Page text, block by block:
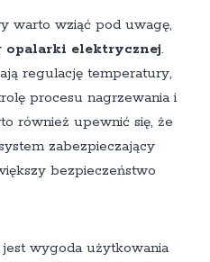
warto wziąć pod uwagę,
opalarki elektrycznej.
regulację temperatury,
procesu nagrzewania i
również upewnić się, że
zabezpieczający
bezpieczeństwo
wygoda użytkowania